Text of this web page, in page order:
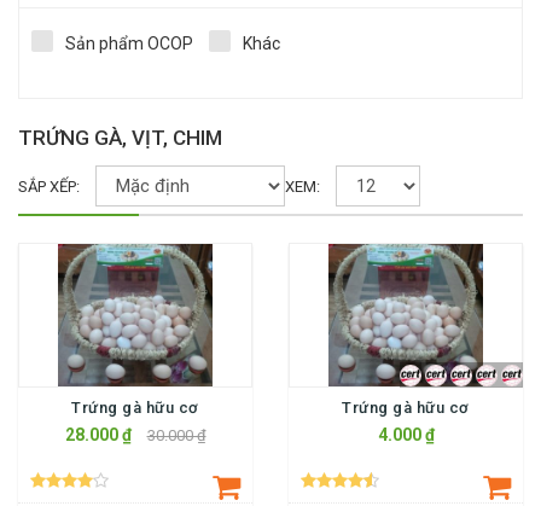
Sản phẩm OCOP Khác
TRỨNG GÀ, VỊT, CHIM
SẮP XẾP: XEM:
Trứng gà hữu cơ
28.000 ₫ 30.000 ₫
Trứng gà hữu cơ
4.000 ₫